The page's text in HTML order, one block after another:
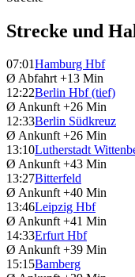
Strecke und
07:01Hamburg Hbf
Ø Abfahrt +13 Min
12:22Berlin Hbf (tief)
Ø Ankunft +26 Min
12:33Berlin Südkreuz
Ø Ankunft +26 Min
13:10Lutherstadt
Ø Ankunft +43 Min
13:27Bitterfeld
Ø Ankunft +40 Min
13:46Leipzig Hbf
Ø Ankunft +41 Min
14:33Erfurt Hbf
Ø Ankunft +39 Min
15:15Bamberg